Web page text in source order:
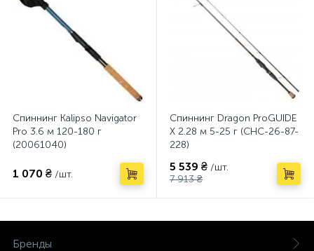
Спиннинг Kalipso Navigator
Pro 3.6 м 120-180 г
(20061040)
1 070 ₴ /шт.
Спиннинг Dragon ProGUIDE
X 2.28 м 5-25 г (CHC-26-87-
228)
5 539 ₴ /шт.
7 913 ₴
Бренды